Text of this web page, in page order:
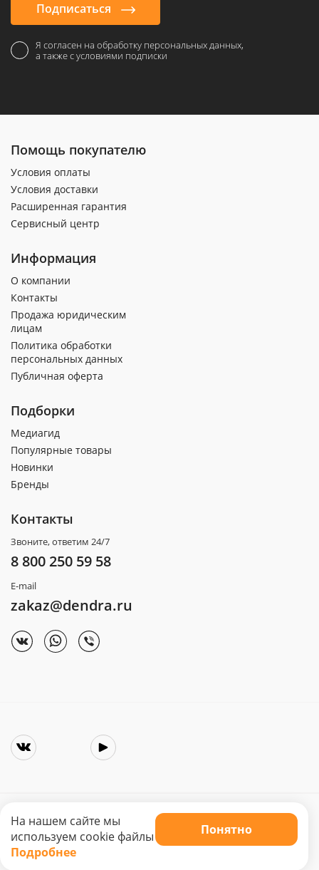
Подписаться
Я согласен на обработку персональных данных,
а также с условиями подписки
Помощь покупателю
Условия оплаты
Условия доставки
Расширенная гарантия
Сервисный центр
Информация
О компании
Контакты
Продажа юридическим
лицам
Политика обработки
персональных данных
Публичная оферта
Подборки
Медиагид
Популярные товары
Новинки
Бренды
Контакты
Звоните, ответим 24/7
8 800 250 59 58
E-mail
zakaz@dendra.ru
Copyright © 2025. Интернет-магазин «Dendra»
Не является публичной офертой. Цена может меняться.
На нашем сайте мы
используем cookie файлы
Подробнее
Понятно